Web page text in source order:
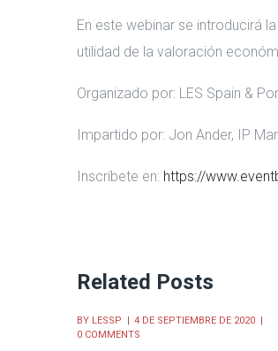
En este webinar se introducirá
utilidad de la valoración
Organizado por: LES Spain &
Impartido por: Jon Ander, IP
Inscríbete en: https://
Related Posts
BY LESSP
4 DE SEPTIEMBRE DE 2020
0 COMMENTS